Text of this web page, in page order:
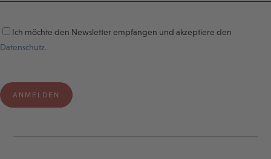
Ich möchte den Newsletter empfangen und akzeptiere den
Datenschutz.